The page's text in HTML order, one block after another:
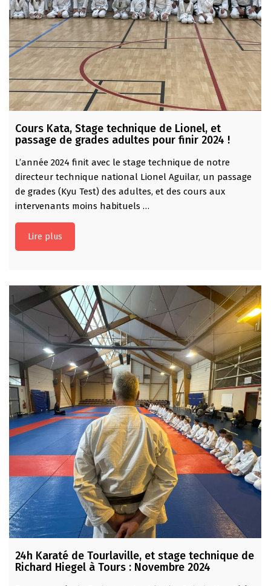
Cours Kata, Stage technique de Lionel, et
passage de grades adultes pour finir 2024 !
L’année 2024 finit avec le stage technique de notre
directeur technique national Lionel Aguilar, un passage
de grades (Kyu Test) des adultes, et des cours aux
intervenants moins habituels …
Lire plus
24h Karaté de Tourlaville, et stage technique de
Richard Hiegel à Tours : Novembre 2024